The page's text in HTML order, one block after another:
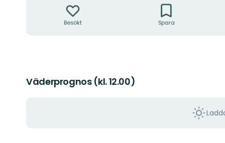
Besökt Spara
Väderprognos (kl. 12.00)